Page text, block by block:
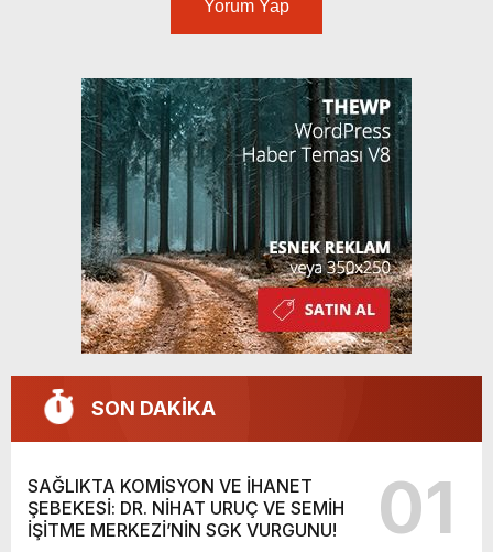
Yorum Yap
SON DAKİKA
SAĞLIKTA KOMİSYON VE İHANET
ŞEBEKESİ: DR. NİHAT URUÇ VE SEMİH
İŞİTME MERKEZİ’NİN SGK VURGUNU!
01